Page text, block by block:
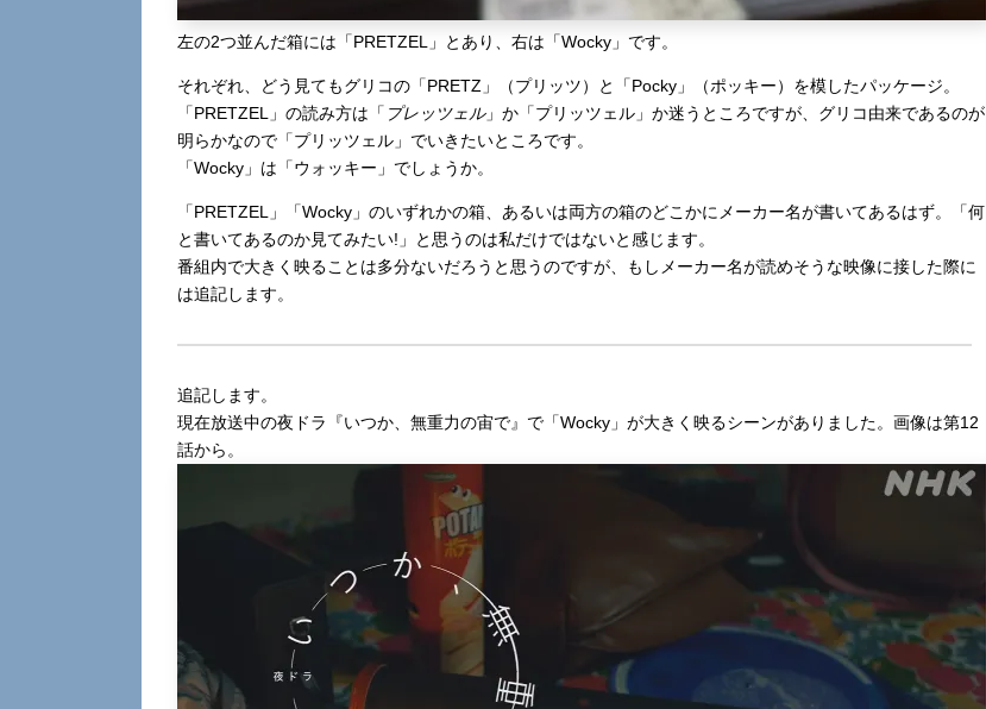
左の2つ並んだ箱には「PRETZEL」とあり、右は「Wocky」です。
それぞれ、どう見てもグリコの「PRETZ」（プリッツ）と「Pocky」（ポッキー）を模したパッケージ。
「PRETZEL」の読み方は「 プレッツェル」か「プリッツェル」か迷うところですが、グリコ由来であるのが
明らかなので「プリッツェル」でいきたいところです。
「Wocky」は「ウォッキー」でしょうか。
「PRETZEL」「Wocky」のいずれかの箱、あるいは両方の箱のどこかにメーカー名が書いてあるはず。「何
と書いてあるのか見てみたい!」と思うのは私だけではないと感じます。
番組内で大きく映ることは多分ないだろうと思うのですが、もしメーカー名が読めそうな映像に接した際に
は追記します。
追記します。
現在放送中の夜ドラ『いつか、無重力の宙で』で「Wocky」が大きく映るシーンがありました。画像は第12
話から。